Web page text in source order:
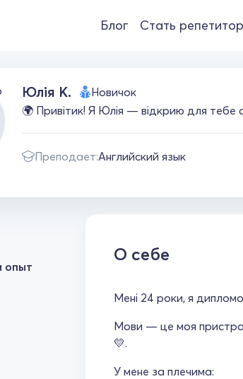
Блог Стать
Юлія К.
Новичок
🌍 Привітик! Я Юлія — відкрию для тебе
Преподает:Английский язык
опыт
О себе
Мені 24 роки, я
Мови — це моя
💛.
У мене за плечима: